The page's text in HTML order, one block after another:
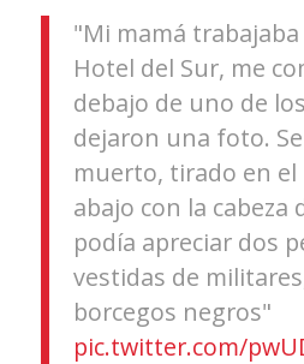
"Mi mamá trabajaba
Hotel del Sur, me
debajo de uno de
dejaron una foto.
muerto, tirado en el
abajo con la cabeza
podía apreciar dos
vestidas de
borcegos negros"
pic.twitter.com/